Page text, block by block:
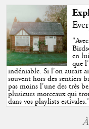
"
en
que
indéniable. Si l'on aurait
souvent hors des sentiers
pas moins l'une des très
plusieurs morceaux qui
dans vos playlists estivales."